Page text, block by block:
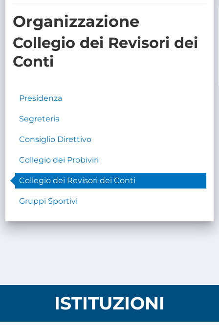
Organizzazione
Collegio dei Revisori dei
Conti
Presidenza
Segreteria
Consiglio Direttivo
Collegio dei Probiviri
Collegio dei Revisori dei Conti
Gruppi Sportivi
ISTITUZIONI